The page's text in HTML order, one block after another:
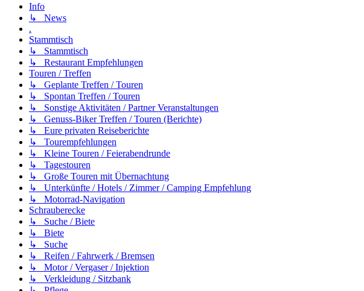
Info
↳ News
.
Stammtisch
↳ Stammtisch
↳ Restaurant Empfehlungen
Touren / Treffen
↳ Geplante Treffen / Touren
↳ Spontan Treffen / Touren
↳ Sonstige Aktivitäten / Partner Veranstaltungen
↳ Genuss-Biker Treffen / Touren (Berichte)
↳ Eure privaten Reiseberichte
↳ Tourempfehlungen
↳ Kleine Touren / Feierabendrunde
↳ Tagestouren
↳ Große Touren mit Übernachtung
↳ Unterkünfte / Hotels / Zimmer / Camping Empfehlung
↳ Motorrad-Navigation
Schrauberecke
↳ Suche / Biete
↳ Biete
↳ Suche
↳ Reifen / Fahrwerk / Bremsen
↳ Motor / Vergaser / Injektion
↳ Verkleidung / Sitzbank